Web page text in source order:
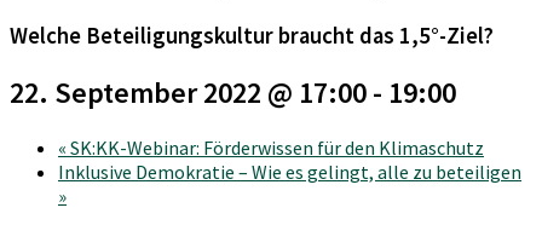
Welche Beteiligungskultur braucht das 1,5°-Ziel?
22. September 2022 @ 17:00- 19:00
« SK:KK-Webinar: Förderwissen für den Klimaschutz
Inklusive Demokratie – Wie es gelingt, alle zu beteiligen
»